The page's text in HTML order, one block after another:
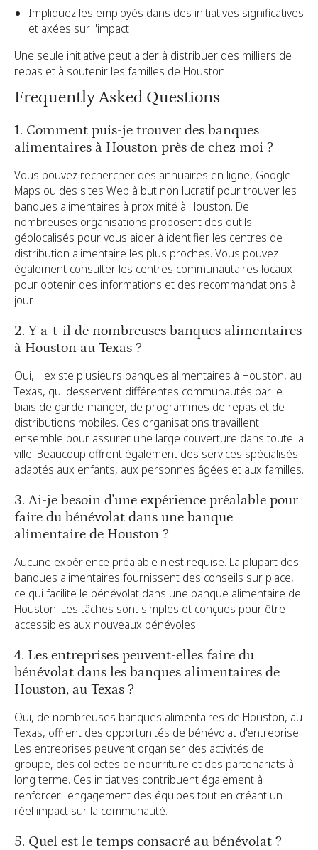
Impliquez les employés dans des initiatives significatives
et axées sur l'impact
Une seule initiative peut aider à distribuer des milliers de
repas et à soutenir les familles de Houston.
Frequently Asked Questions
1. Comment puis-je trouver des banques
alimentaires à Houston près de chez moi ?
Vous pouvez rechercher des annuaires en ligne, Google
Maps ou des sites Web à but non lucratif pour trouver les
banques alimentaires à proximité à Houston. De
nombreuses organisations proposent des outils
géolocalisés pour vous aider à identifier les centres de
distribution alimentaire les plus proches. Vous pouvez
également consulter les centres communautaires locaux
pour obtenir des informations et des recommandations à
jour.
2. Y a-t-il de nombreuses banques alimentaires
à Houston au Texas ?
Oui, il existe plusieurs banques alimentaires à Houston, au
Texas, qui desservent différentes communautés par le
biais de garde-manger, de programmes de repas et de
distributions mobiles. Ces organisations travaillent
ensemble pour assurer une large couverture dans toute la
ville. Beaucoup offrent également des services spécialisés
adaptés aux enfants, aux personnes âgées et aux familles.
3. Ai-je besoin d'une expérience préalable pour
faire du bénévolat dans une banque
alimentaire de Houston ?
Aucune expérience préalable n'est requise. La plupart des
banques alimentaires fournissent des conseils sur place,
ce qui facilite le bénévolat dans une banque alimentaire de
Houston. Les tâches sont simples et conçues pour être
accessibles aux nouveaux bénévoles.
4. Les entreprises peuvent-elles faire du
bénévolat dans les banques alimentaires de
Houston, au Texas ?
Oui, de nombreuses banques alimentaires de Houston, au
Texas, offrent des opportunités de bénévolat d'entreprise.
Les entreprises peuvent organiser des activités de
groupe, des collectes de nourriture et des partenariats à
long terme. Ces initiatives contribuent également à
renforcer l'engagement des équipes tout en créant un
réel impact sur la communauté.
5. Quel est le temps consacré au bénévolat ?